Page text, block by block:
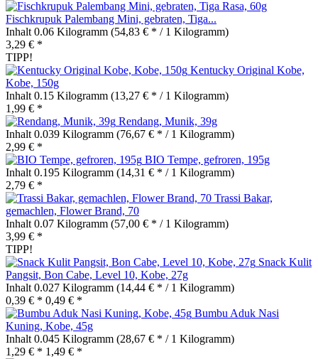
Fischkrupuk Palembang Mini, gebraten, Tiga...
Inhalt 0.06 Kilogramm (54,83 € * / 1 Kilogramm)
3,29 € *
TIPP!
Kentucky Original Kobe,
Kobe, 150g
Inhalt 0.15 Kilogramm (13,27 € * / 1 Kilogramm)
1,99 € *
Rendang, Munik, 39g
Inhalt 0.039 Kilogramm (76,67 € * / 1 Kilogramm)
2,99 € *
BIO Tempe, gefroren, 195g
Inhalt 0.195 Kilogramm (14,31 € * / 1 Kilogramm)
2,79 € *
Trassi Bakar,
gemachlen, Flower Brand, 70
Inhalt 0.07 Kilogramm (57,00 € * / 1 Kilogramm)
3,99 € *
TIPP!
Snack Kulit
Pangsit, Bon Cabe, Level 10, Kobe, 27g
Inhalt 0.027 Kilogramm (14,44 € * / 1 Kilogramm)
0,39 € * 0,49 € *
Bumbu Aduk Nasi
Kuning, Kobe, 45g
Inhalt 0.045 Kilogramm (28,67 € * / 1 Kilogramm)
1,29 € * 1,49 € *